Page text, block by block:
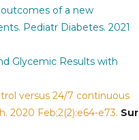
outcomes of a new
Pediatr Diabetes. 2021
Glycemic Results with
versus 24/7 continuous
2020 Feb;2(2):e64-e73. Sur